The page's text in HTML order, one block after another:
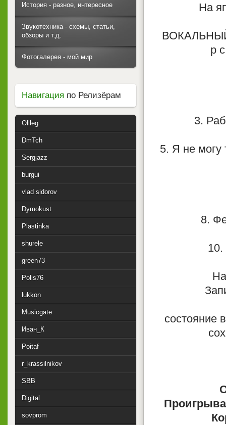
На
p
3.
5. Я не
8.
состояние
История - разное, интересное
Звукотехника - схемы, статьи,
обзоры и т.д.
Фотогалерея - мой мир
Навигация по Релизёрам
Ollleg
DmTch
Sergjazz
burgui
vlad sidorov
Dymokust
Plastinka
shurele
green73
Polis76
lukkon
Musicgate
Иван_К
Poitaf
r_krassilnikov
SBB
Digital
sovprom